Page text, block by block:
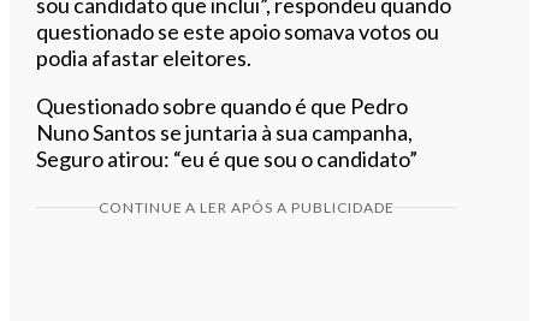
questionado se este apoio somava votos ou
podia afastar eleitores.
Questionado sobre quando é que Pedro
Nuno Santos se juntaria à sua campanha,
Seguro atirou: “eu é que sou o candidato”
CONTINUE A LER APÓS A PUBLICIDADE